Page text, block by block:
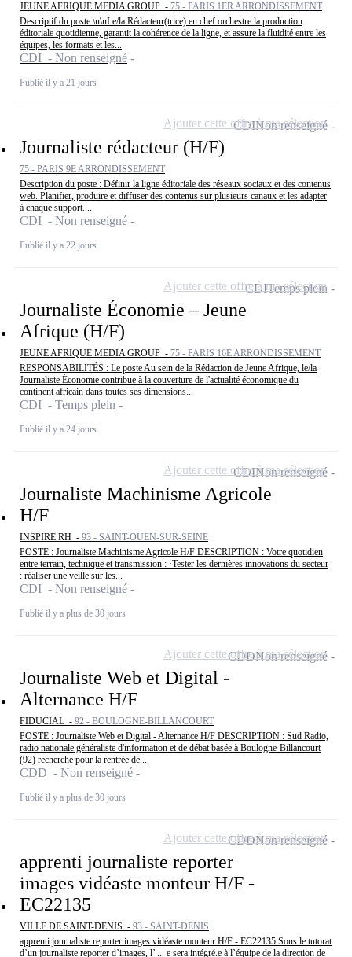
JEUNE AFRIQUE MEDIA GROUP - 75 - PARIS 1ER ARRONDISSEMENT
Descriptif du poste:\n\nLe/la Rédacteur(trice) en chef orchestre la production
éditoriale quotidienne, garantit la cohérence de la ligne, et assure la fluidité entre les
équipes, les formats et les...
CDI - Non renseigné
Publié il y a 21 jours
Journaliste rédacteur (H/F)
75 - PARIS 9E ARRONDISSEMENT
Description du poste : Définir la ligne éditoriale des réseaux sociaux et des contenus
web. Planifier, produire et diffuser des contenus sur plusieurs canaux et les adapter
à chaque support....
CDI - Non renseigné
Publié il y a 22 jours
CDINon renseigné
Ajouter cette offre à ma sélection
Journaliste Économie – Jeune
Afrique (H/F)
JEUNE AFRIQUE MEDIA GROUP - 75 - PARIS 16E ARRONDISSEMENT
RESPONSABILITÉS : Le poste Au sein de la Rédaction de Jeune Afrique, le/la
Journaliste Économie contribue à la couverture de l'actualité économique du
continent africain dans toutes ses dimensions...
CDI - Temps plein
Publié il y a 24 jours
CDITemps plein
Ajouter cette offre à ma sélection
Journaliste Machinisme Agricole
H/F
INSPIRE RH - 93 - SAINT-OUEN-SUR-SEINE
POSTE : Journaliste Machinisme Agricole H/F DESCRIPTION : Votre quotidien
entre terrain, technique et transmission : ·Tester les dernières innovations du secteur
: réaliser une veille sur les...
CDI - Non renseigné
Publié il y a plus de 30 jours
CDINon renseigné
Ajouter cette offre à ma sélection
Journaliste Web et Digital -
Alternance H/F
FIDUCIAL - 92 - BOULOGNE-BILLANCOURT
POSTE : Journaliste Web et Digital - Alternance H/F DESCRIPTION : Sud Radio,
radio nationale généraliste d'information et de débat basée à Boulogne-Billancourt
(92) recherche pour la rentrée de...
CDD - Non renseigné
Publié il y a plus de 30 jours
CDDNon renseigné
Ajouter cette offre à ma sélection
apprenti journaliste reporter
images vidéaste monteur H/F -
EC22135
VILLE DE SAINT-DENIS - 93 - SAINT-DENIS
apprenti journaliste reporter images vidéaste monteur H/F - EC22135 Sous le tutorat
d’un journaliste reporter d’images, l’ ... e sera intégré.e à l’équipe de la direction de
CDDNon renseigné
Ajouter cette offre à ma sélection